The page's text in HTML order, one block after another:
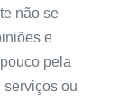
não se
e
pela
ou